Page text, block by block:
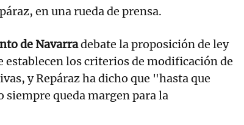
en una rueda de prensa.
de Navarradebate la proposición de ley
establecen los criterios de modificación de
y Repáraz ha dicho que "hasta que
siempre queda margen para la